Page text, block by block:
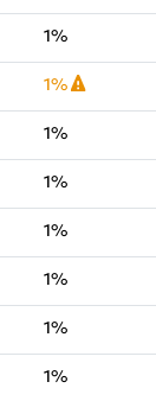
1%
1%
1%
1%
1%
1%
1%
1%